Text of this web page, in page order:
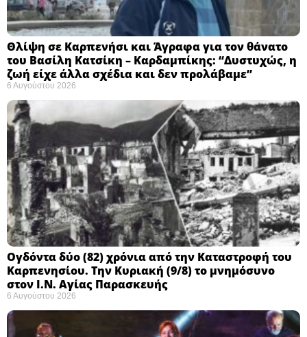
Θλίψη σε Καρπενήσι και Άγραφα για τον θάνατο
του Βασίλη Κατσίκη – Καρδαμπίκης: “Δυστυχώς, η
ζωή είχε άλλα σχέδια και δεν προλάβαμε”
6 Αυγούστου 2026
Ογδόντα δύο (82) χρόνια από την Καταστροφή του
Καρπενησίου. Την Κυριακή (9/8) το μνημόσυνο
στον Ι.Ν. Αγίας Παρασκευής
6 Αυγούστου 2026